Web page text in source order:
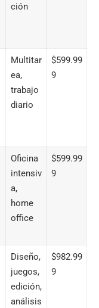
ción
Multitar
ea,
trabajo
diario
$599.99
9
Oficina
intensiv
a,
home
office
$599.99
9
Diseño,
juegos,
edición,
análisis
$982.99
9